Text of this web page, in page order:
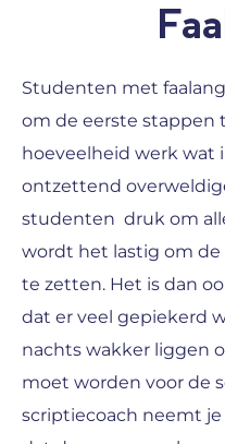
Studenten met
om de eerste stappen
hoeveelheid werk wat
ontzettend
studenten druk om
wordt het lastig om
te zetten. Het is dan
dat er veel gepiekerd
nachts wakker liggen
moet worden voor de
scriptiecoach neemt